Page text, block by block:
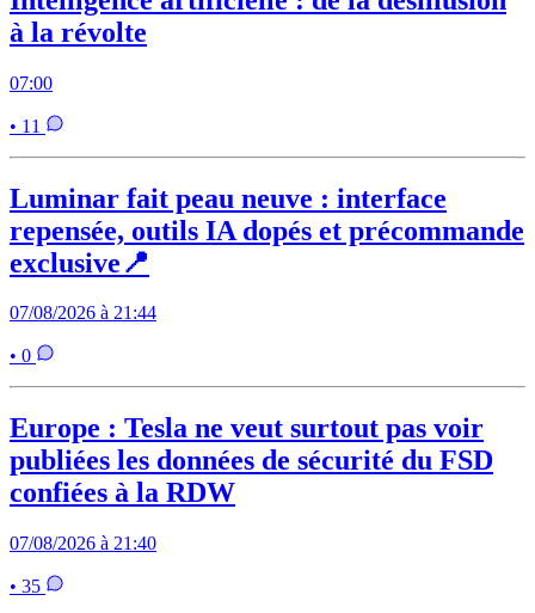
à la révolte
07:00
• 11
Luminar fait peau neuve : interface
repensée, outils IA dopés et précommande
exclusive📍
07/08/2026 à 21:44
• 0
Europe : Tesla ne veut surtout pas voir
publiées les données de sécurité du FSD
confiées à la RDW
07/08/2026 à 21:40
• 35